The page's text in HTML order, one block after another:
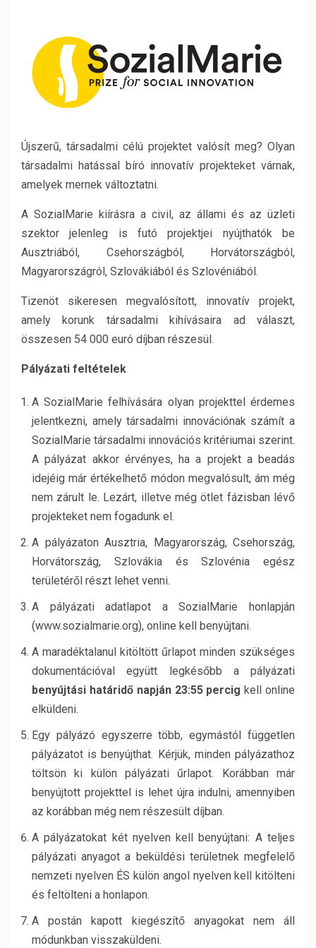
Újszerű, társadalmi célú projektet valósít meg? Olyan
társadalmi hatással bíró innovatív projekteket várnak,
amelyek mernek változtatni.
A SozialMarie kiírásra a civil, az állami és az üzleti
szektor jelenleg is futó projektjei nyújthatók be
Ausztriából, Csehországból, Horvátországból,
Magyarországról, Szlovákiából és Szlovéniából.
Tizenöt sikeresen megvalósított, innovatív projekt,
amely korunk társadalmi kihívásaira ad választ,
összesen 54 000 euró díjban részesül.
Pályázati feltételek
A SozialMarie felhívására olyan projekttel érdemes
jelentkezni, amely társadalmi innovációnak számít a
SozialMarie társadalmi innovációs kritériumai szerint.
A pályázat akkor érvényes, ha a projekt a beadás
idejéig már értékelhető módon megvalósult, ám még
nem zárult le. Lezárt, illetve még ötlet fázisban lévő
projekteket nem fogadunk el.
A pályázaton Ausztria, Magyarország, Csehország,
Horvátország, Szlovákia és Szlovénia egész
területéről részt lehet venni.
A pályázati adatlapot a SozialMarie honlapján
(www.sozialmarie.org), online kell benyújtani.
A maradéktalanul kitöltött űrlapot minden szükséges
dokumentációval együtt legkésőbb a pályázati
benyújtási határidő napján 23:55 percig kell online
elküldeni.
Egy pályázó egyszerre több, egymástól független
pályázatot is benyújthat. Kérjük, minden pályázathoz
töltsön ki külön pályázati űrlapot. Korábban már
benyújtott projekttel is lehet újra indulni, amennyiben
az korábban még nem részesült díjban.
A pályázatokat két nyelven kell benyújtani: A teljes
pályázati anyagot a beküldési területnek megfelelő
nemzeti nyelven ÉS külön angol nyelven kell kitölteni
és feltölteni a honlapon.
A postán kapott kiegészítő anyagokat nem áll
módunkban visszaküldeni.